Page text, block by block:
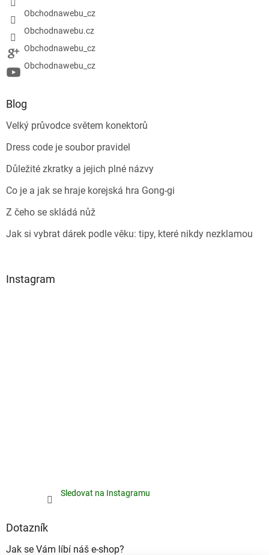
Obchodnawebu_cz
Obchodnawebu.cz
Obchodnawebu_cz
Obchodnawebu_cz
Blog
Velký průvodce světem konektorů
Dress code je soubor pravidel
Důležité zkratky a jejich plné názvy
Co je a jak se hraje korejská hra Gong-gi
Z čeho se skládá nůž
Jak si vybrat dárek podle věku: tipy, které nikdy nezklamou
Instagram
Sledovat na Instagramu
Dotazník
Jak se Vám líbí náš e-shop?